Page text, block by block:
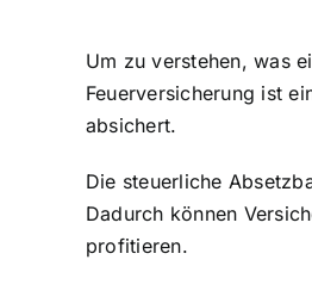
Um zu verstehen, was
Feuerversicherung ist
absichert.
Die steuerliche
Dadurch können
profitieren.